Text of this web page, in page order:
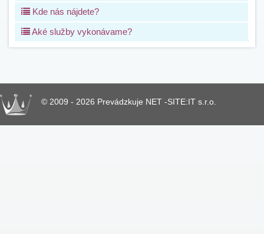
Kde nás nájdete?
Aké služby vykonávame?
© 2009 - 2026 Prevádzkuje NET -SITE:IT s.r.o.